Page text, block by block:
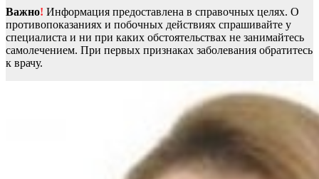
Важно! Информация предоставлена в справочных целях. О
противопоказаниях и побочных действиях спрашивайте у
специалиста и ни при каких обстоятельствах не занимайтесь
самолечением. При первых признаках заболевания обратитесь
к врачу.